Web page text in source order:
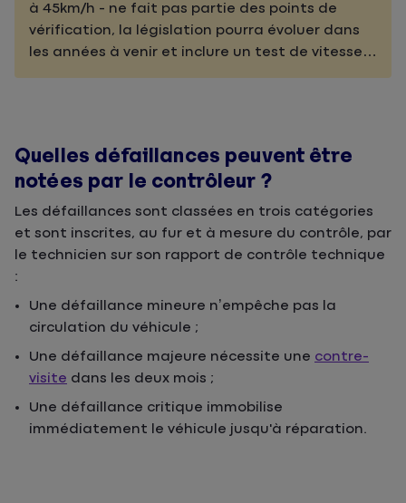
à 45km/h - ne fait pas partie des points de
vérification, la législation pourra évoluer dans
les années à venir et inclure un test de vitesse…
Quelles défaillances peuvent être
notées par le contrôleur ?
Les défaillances sont classées en trois catégories
et sont inscrites, au fur et à mesure du contrôle, par
le technicien sur son rapport de contrôle technique
:
Une défaillance mineure n’empêche pas la
circulation du véhicule ;
Une défaillance majeure nécessite une contre-
visite dans les deux mois ;
Une défaillance critique immobilise
immédiatement le véhicule jusqu'à réparation.